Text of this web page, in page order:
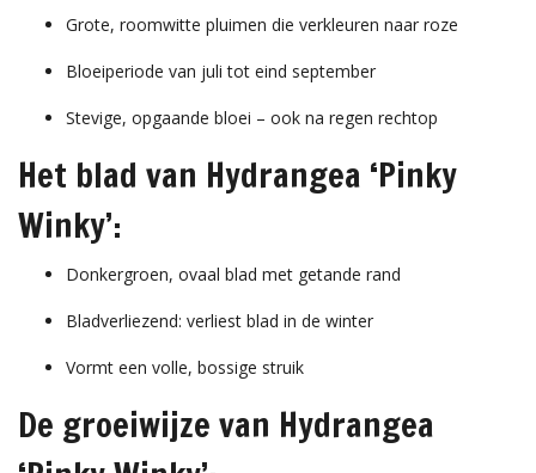
Grote, roomwitte pluimen die verkleuren naar roze
Bloeiperiode van juli tot eind september
Stevige, opgaande bloei – ook na regen rechtop
Het blad van Hydrangea ‘Pinky
Winky’:
Donkergroen, ovaal blad met getande rand
Bladverliezend: verliest blad in de winter
Vormt een volle, bossige struik
De groeiwijze van Hydrangea